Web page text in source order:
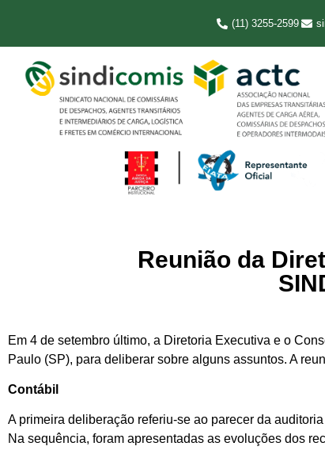
(11) 3255-2599
Reunião da
Em 4 de setembro último, a Diretoria Executiva e o
Paulo (SP), para deliberar sobre alguns assuntos. A
Contábil
A primeira deliberação referiu-se ao parecer da
Na sequência, foram apresentadas as evoluções dos